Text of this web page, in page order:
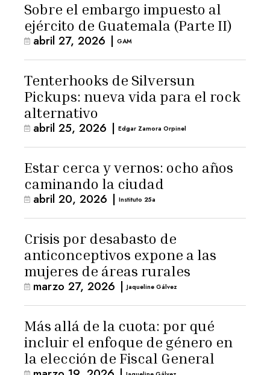
Sobre el embargo impuesto al
ejército de Guatemala (Parte II)
abril 27, 2026 | GAM
Tenterhooks de Silversun
Pickups: nueva vida para el rock
alternativo
abril 25, 2026 | Edgar Zamora Orpinel
Estar cerca y vernos: ocho años
caminando la ciudad
abril 20, 2026 | Instituto 25a
Crisis por desabasto de
anticonceptivos expone a las
mujeres de áreas rurales
marzo 27, 2026 | Jaqueline Gálvez
Más allá de la cuota: por qué
incluir el enfoque de género en
la elección de Fiscal General